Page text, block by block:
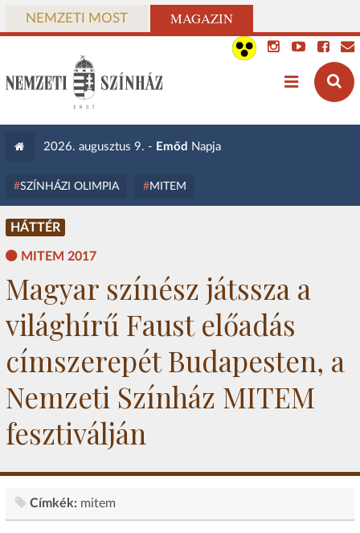
NEMZETI MOST MAGAZIN
2026. augusztus 9. - Emőd Napja
SZÍNHÁZI OLIMPIA MITEM
HÁTTÉR
MITEM 2017
Magyar színész játssza a
világhírű Faust előadás
címszerepét Budapesten, a
Nemzeti Színház MITEM
fesztiválján
Címkék: mitem